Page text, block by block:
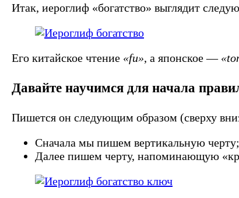
Итак, иероглиф «богатство» выглядит
Его китайское чтение «fu», а японское —
Давайте научимся для начала
Пишется он следующим образом (сверху
Сначала мы пишем вертикальную черту;
Далее пишем черту, напоминающую